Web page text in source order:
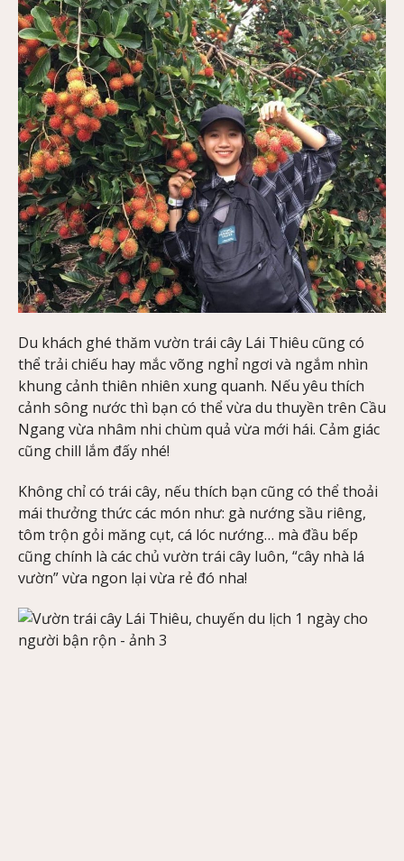
Du khách ghé thăm vườn trái cây Lái Thiêu cũng có
thể trải chiếu hay mắc võng nghỉ ngơi và ngắm nhìn
khung cảnh thiên nhiên xung quanh. Nếu yêu thích
cảnh sông nước thì bạn có thể vừa du thuyền trên Cầu
Ngang vừa nhâm nhi chùm quả vừa mới hái. Cảm giác
cũng chill lắm đấy nhé!
Không chỉ có trái cây, nếu thích bạn cũng có thể thoải
mái thưởng thức các món như: gà nướng sầu riêng,
tôm trộn gỏi măng cụt, cá lóc nướng… mà đầu bếp
cũng chính là các chủ vườn trái cây luôn, “cây nhà lá
vườn” vừa ngon lại vừa rẻ đó nha!